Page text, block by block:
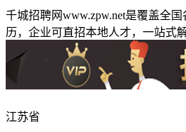
千城招聘网www.zpw.net是覆盖全
历，企业可直招本地人才，一站式
江苏省